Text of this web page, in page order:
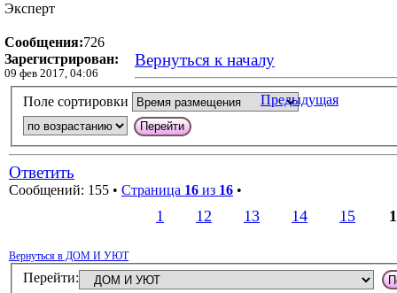
Эксперт
Сообщения:726
Зарегистрирован:
09 фев 2017, 04:06
Вернуться к началу
Предыдущая
Поле сортировки
Ответить
Сообщений: 155 • Страница 16 из 16 •
1 12 13 14 15
Вернуться в ДОМ И УЮТ
Перейти: